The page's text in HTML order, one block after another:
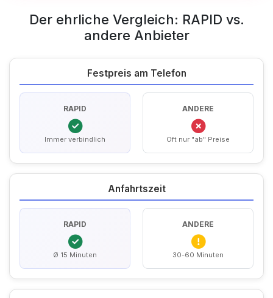
Der ehrliche Vergleich: RAPID vs.
andere Anbieter
Festpreis am Telefon
RAPID
Immer verbindlich
ANDERE
Oft nur "ab" Preise
Anfahrtszeit
RAPID
Ø 15 Minuten
ANDERE
30-60 Minuten